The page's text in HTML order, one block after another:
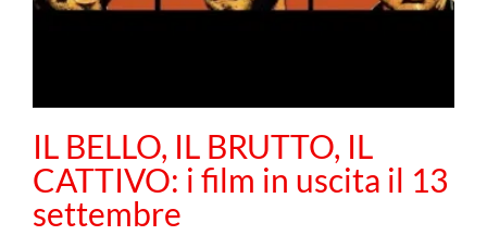
IL BELLO, IL BRUTTO, IL
CATTIVO: i film in uscita il 13
settembre